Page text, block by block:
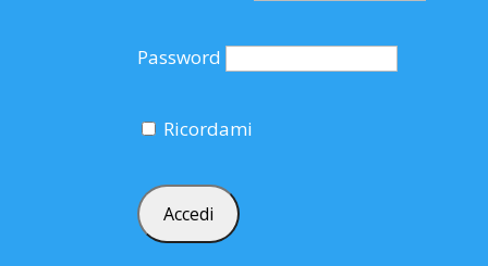
Password
Ricordami